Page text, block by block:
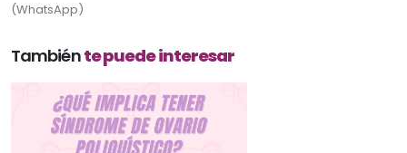
(WhatsApp)
Tambiénte puede interesar